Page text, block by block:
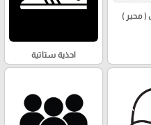
( محير )
احذية ستاتية